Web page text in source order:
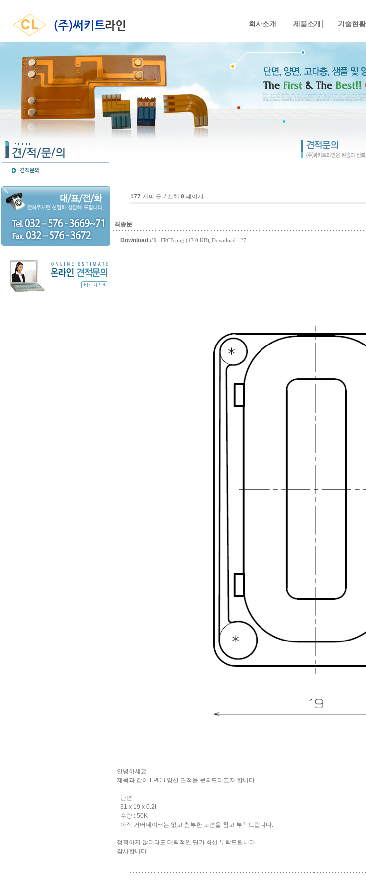
회사소개 제품소개 기술현황
177 개의 글 / 전체 9 페이지
최종문
- Download #1 : FPCB.png (47.0 KB) , Download : 27
안녕하세요.
제목과 같이 FPCB 양산 견적을 문의드리고자 합니다.
- 단면
- 31 x 19 x 0.2t
- 수량 : 50K
- 아직 거버데이터는 없고 첨부한 도면을 참고 부탁드립니다.
정확하지 않더라도 대략적인 단가 회신 부탁드립니다.
감사합니다.